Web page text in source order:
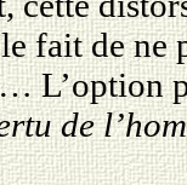
fait de ne
L’option
de